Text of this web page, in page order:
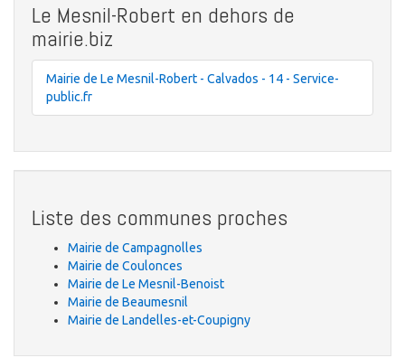
Le Mesnil-Robert en dehors de
mairie.biz
Mairie de Le Mesnil-Robert - Calvados - 14 - Service-
public.fr
Liste des communes proches
Mairie de Campagnolles
Mairie de Coulonces
Mairie de Le Mesnil-Benoist
Mairie de Beaumesnil
Mairie de Landelles-et-Coupigny